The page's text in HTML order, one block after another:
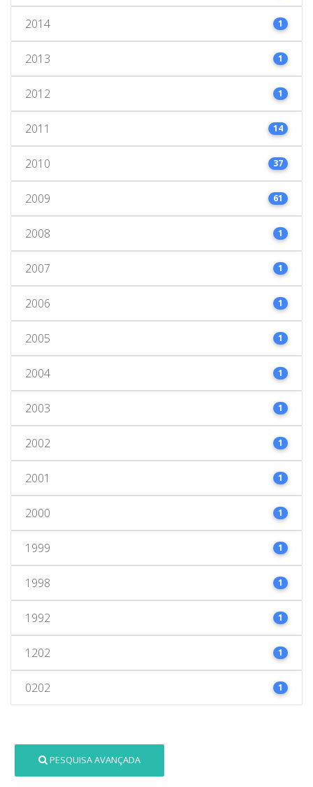
2014 1
2013 1
2012 1
2011 14
2010 37
2009 61
2008 1
2007 1
2006 1
2005 1
2004 1
2003 1
2002 1
2001 1
2000 1
1999 1
1998 1
1992 1
1202 1
0202 1
PESQUISA AVANÇADA